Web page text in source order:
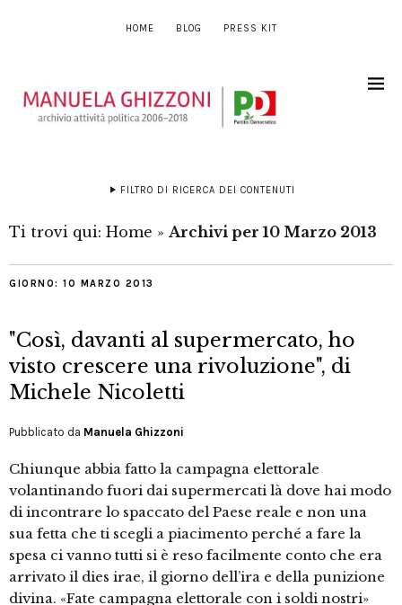
HOME BLOG PRESS KIT
FILTRO DI RICERCA DEI CONTENUTI
Ti trovi qui: Home » Archivi per 10 Marzo 2013
GIORNO: 10 MARZO 2013
"Così, davanti al supermercato, ho
visto crescere una rivoluzione", di
Michele Nicoletti
Pubblicato da Manuela Ghizzoni
Chiunque abbia fatto la campagna elettorale
volantinando fuori dai supermercati là dove hai modo
di incontrare lo spaccato del Paese reale e non una
sua fetta che ti scegli a piacimento perché a fare la
spesa ci vanno tutti si è reso facilmente conto che era
arrivato il dies irae, il giorno dell’ira e della punizione
divina. «Fate campagna elettorale con i soldi nostri»